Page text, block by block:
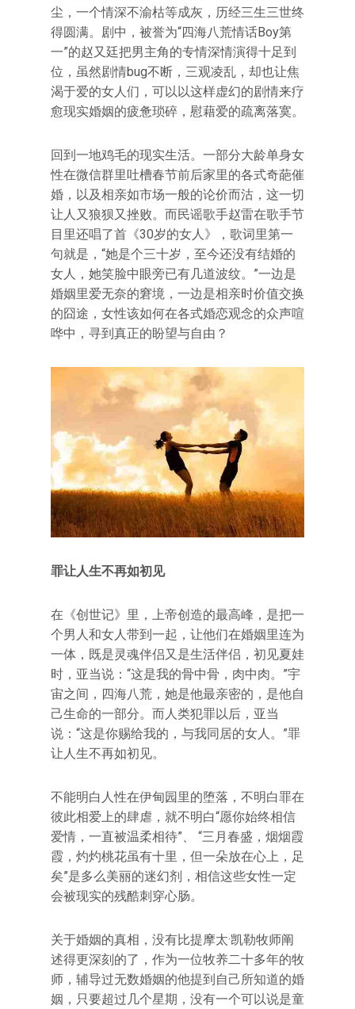
尘，一个情深不渝枯等成灰，历经三生三世终
得圆满。剧中，被誉为“四海八荒情话Boy第
一”的赵又廷把男主角的专情深情演得十足到
位，虽然剧情bug不断，三观凌乱，却也让焦
渴于爱的女人们，可以以这样虚幻的剧情来疗
愈现实婚姻的疲惫琐碎，慰藉爱的疏离落寞。
回到一地鸡毛的现实生活。一部分大龄单身女
性在微信群里吐槽春节前后家里的各式奇葩催
婚，以及相亲如市场一般的论价而沽，这一切
让人又狼狈又挫败。而民谣歌手赵雷在歌手节
目里还唱了首《30岁的女人》，歌词里第一
句就是，“她是个三十岁，至今还没有结婚的
女人，她笑脸中眼旁已有几道波纹。”一边是
婚姻里爱无奈的窘境，一边是相亲时价值交换
的囧途，女性该如何在各式婚恋观念的众声喧
哗中，寻到真正的盼望与自由？
罪让人生不再如初见
在《创世记》里，上帝创造的最高峰，是把一
个男人和女人带到一起，让他们在婚姻里连为
一体，既是灵魂伴侣又是生活伴侣，初见夏娃
时，亚当说：“这是我的骨中骨，肉中肉。”宇
宙之间，四海八荒，她是他最亲密的，是他自
己生命的一部分。而人类犯罪以后，亚当
说：“这是你赐给我的，与我同居的女人。”罪
让人生不再如初见。
不能明白人性在伊甸园里的堕落，不明白罪在
彼此相爱上的肆虐，就不明白“愿你始终相信
爱情，一直被温柔相待”、 “三月春盛，烟烟霞
霞，灼灼桃花虽有十里，但一朵放在心上，足
矣”是多么美丽的迷幻剂，相信这些女性一定
会被现实的残酷刺穿心肠。
关于婚姻的真相，没有比提摩太·凯勒牧师阐
述得更深刻的了，作为一位牧养二十多年的牧
师，辅导过无数婚姻的他提到自己所知道的婚
姻，只要超过几个星期，没有一个可以说是童